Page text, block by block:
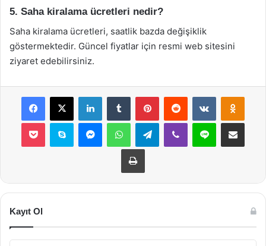
5. Saha kiralama ücretleri nedir?
Saha kiralama ücretleri, saatlik bazda değişiklik
göstermektedir. Güncel fiyatlar için resmi web sitesini
ziyaret edebilirsiniz.
Facebook
X LinkedInTumblr PinterestReddit VKontakte
Pocket Skype MessengerWhatsAppTelegramViber Line E-Posta ile
Yazdır
Kayıt Ol